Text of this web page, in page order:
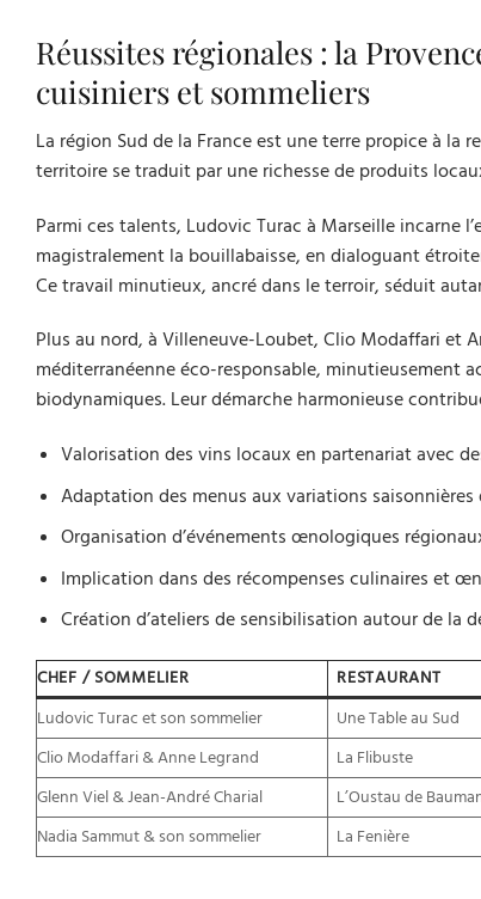
Réussites régionales : la
cuisiniers et sommeliers
La région Sud de la France est une terre propice à
territoire se traduit par une richesse de produits
Parmi ces talents, Ludovic Turac à Marseille incarne
magistralement la bouillabaisse, en dialoguant
Ce travail minutieux, ancré dans le terroir, séduit
Plus au nord, à Villeneuve-Loubet, Clio Modaffari et
méditerranéenne éco-responsable, minutieusement
biodynamiques. Leur démarche harmonieuse
Valorisation des vins locaux en partenariat avec
Adaptation des menus aux variations saisonnières
Organisation d’événements œnologiques
Implication dans des récompenses culinaires et
Création d’ateliers de sensibilisation autour de la
CHEF / SOMMELIER RESTAURANT
Ludovic Turac et son sommelier
Une Table au Sud
Clio Modaffari & Anne Legrand
La Flibuste
Glenn Viel & Jean-André Charial
L’Oustau de
Nadia Sammut & son sommelier
La Fenière